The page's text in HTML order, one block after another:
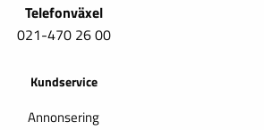
Telefonväxel
021-470 26 00
Kundservice
Annonsering